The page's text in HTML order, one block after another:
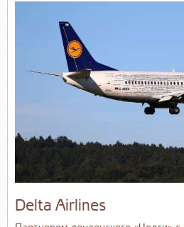
Delta Airlines